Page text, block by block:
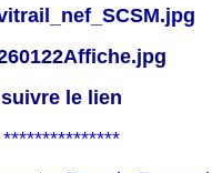
suivre le lien
***************